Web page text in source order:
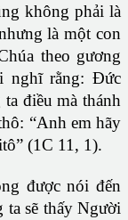
không phải là
là một con
theo gương
nghĩ rằng: Ðức
điều mà thánh
“Anh em hãy
(1C 11, 1).
được nói đến
ta sẽ thấy Người